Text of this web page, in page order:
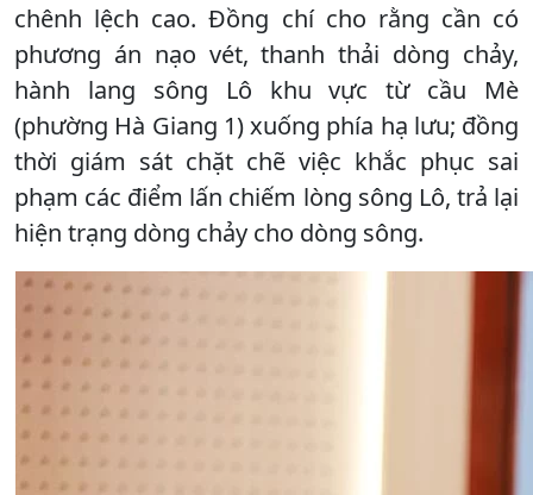
chênh lệch cao. Đồng chí cho rằng cần có
phương án nạo vét, thanh thải dòng chảy,
hành lang sông Lô khu vực từ cầu Mè
(phường Hà Giang 1) xuống phía hạ lưu; đồng
thời giám sát chặt chẽ việc khắc phục sai
phạm các điểm lấn chiếm lòng sông Lô, trả lại
hiện trạng dòng chảy cho dòng sông.